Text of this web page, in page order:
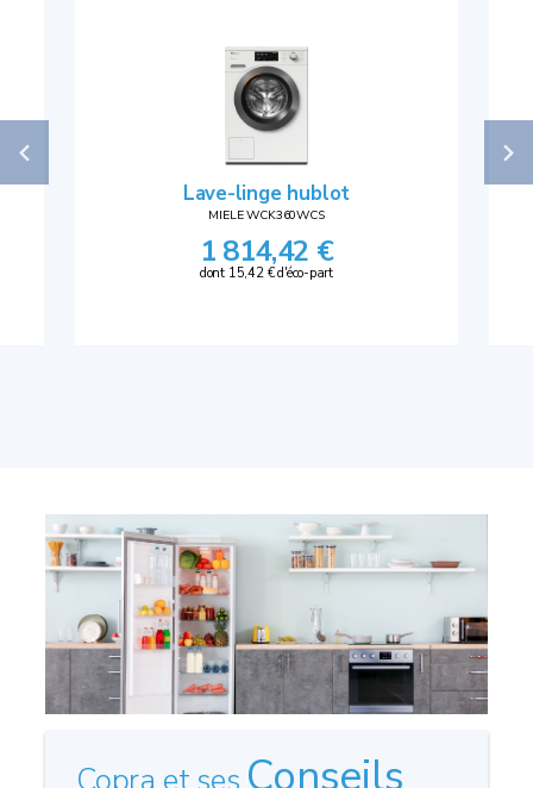
Lave-linge hublot
MIELE WCK360WCS
1 814,42 €
dont 15,42 € d'éco-part
Conseils